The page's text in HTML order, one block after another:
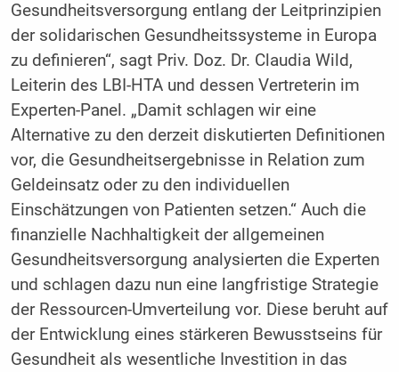
Gesundheitsversorgung entlang der Leitprinzipien
der solidarischen Gesundheitssysteme in Europa
zu definieren“, sagt Priv. Doz. Dr. Claudia Wild,
Leiterin des LBI-HTA und dessen Vertreterin im
Experten-Panel. „Damit schlagen wir eine
Alternative zu den derzeit diskutierten Definitionen
vor, die Gesundheitsergebnisse in Relation zum
Geldeinsatz oder zu den individuellen
Einschätzungen von Patienten setzen.“ Auch die
finanzielle Nachhaltigkeit der allgemeinen
Gesundheitsversorgung analysierten die Experten
und schlagen dazu nun eine langfristige Strategie
der Ressourcen-Umverteilung vor. Diese beruht auf
der Entwicklung eines stärkeren Bewusstseins für
Gesundheit als wesentliche Investition in das